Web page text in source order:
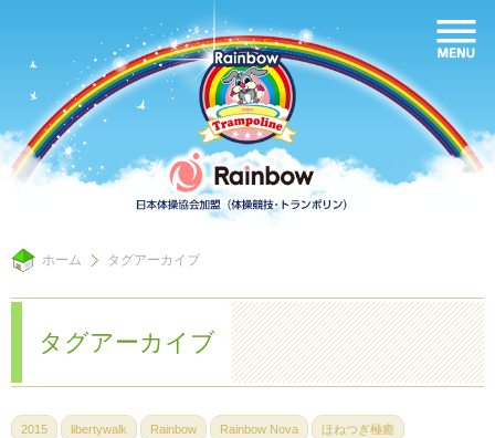
ホーム タグアーカイブ
タグアーカイブ
2015 libertywalk Rainbow Rainbow Nova ほねつぎ極癒